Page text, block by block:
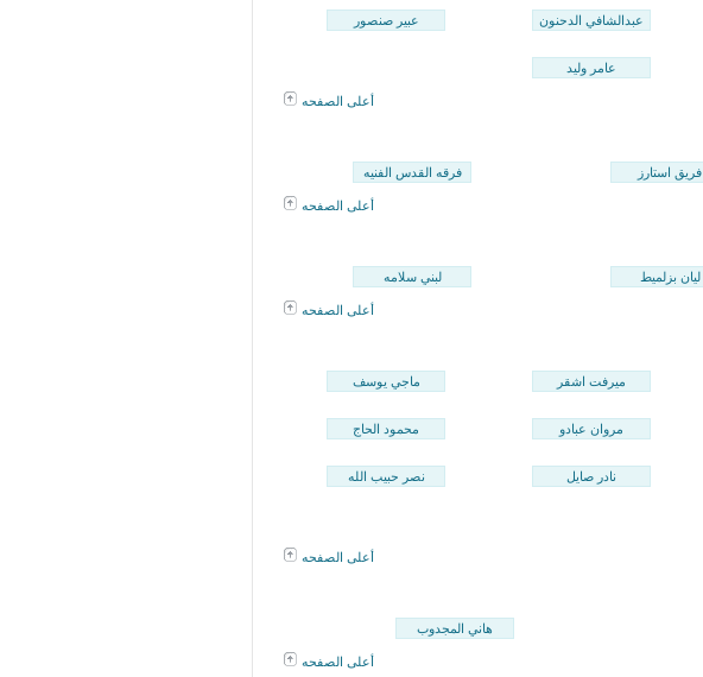
عبدالشافي الدحنون عبير صنصور
عامر وليد
أعلى الصفحه
فريق استارز فرقه القدس الفنيه
أعلى الصفحه
ليان بزلميط لبني سلامه
أعلى الصفحه
ميرفت اشقر ماجي يوسف
مروان عبادو محمود الحاج
نادر صايل نصر حبيب الله
أعلى الصفحه
هاني المجدوب
أعلى الصفحه